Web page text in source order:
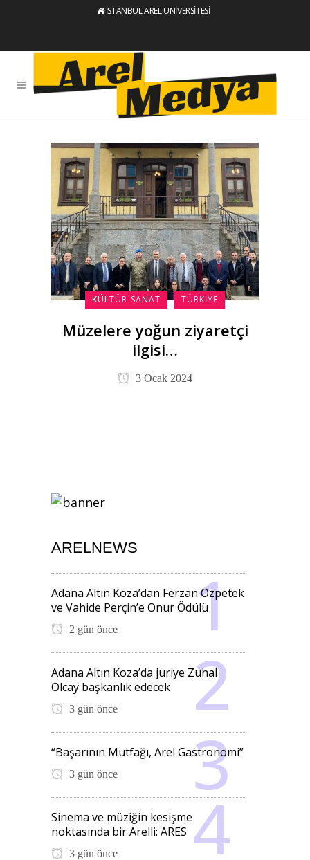
İSTANBUL AREL ÜNİVERSİTESİ
KÜLTÜR-SANAT TÜRKIYE
Müzelere yoğun ziyaretçi
ilgisi…
3 Ocak 2024
ARELNEWS
Adana Altın Koza’dan Ferzan Özpetek
ve Vahide Perçin’e Onur Ödülü
2 gün önce
Adana Altın Koza’da jüriye Zuhal
Olcay başkanlık edecek
3 gün önce
“Başarının Mutfağı, Arel Gastronomi”
3 gün önce
Sinema ve müziğin kesişme
noktasında bir Arelli: ARES
3 gün önce